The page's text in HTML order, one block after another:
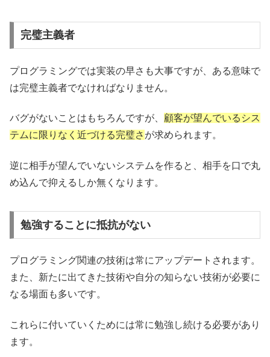
完璧主義者
プログラミングでは実装の早さも大事ですが、ある意味で
は完璧主義者でなければなりません。
バグがないことはもちろんですが、 顧客が望んでいるシス
テムに限りなく近づける完璧さ が求められます。
逆に相手が望んでいないシステムを作ると、相手を口で丸
め込んで抑えるしか無くなります。
勉強することに抵抗がない
プログラミング関連の技術は常にアップデートされます。
また、新たに出てきた技術や自分の知らない技術が必要に
なる場面も多いです。
これらに付いていくためには常に勉強し続ける必要があり
ます。